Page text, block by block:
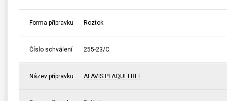
Forma přípravku Roztok
Číslo schválení 255-23/C
Název přípravku ALAVIS PLAQUEFREE